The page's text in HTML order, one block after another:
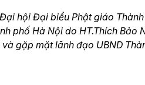
hội Đại biểu Phật giáo
phố Hà Nội do HT.Thích Bảo
gặp mặt lãnh đạo UBND